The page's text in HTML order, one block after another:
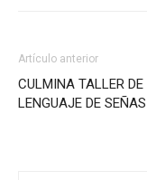
Artículo anterior
CULMINA TALLER DE
LENGUAJE DE SEÑAS